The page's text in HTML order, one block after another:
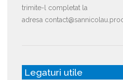
trimite-l completat la
adresa
Legaturi utile